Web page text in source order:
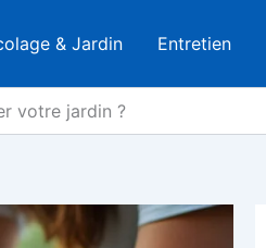
& Jardin Entretien
votre jardin ?